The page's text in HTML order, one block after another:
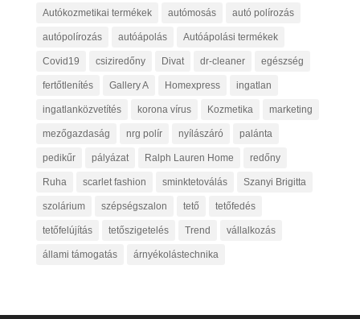
Autókozmetikai termékek autómosás autó polírozás
autópolírozás autóápolás Autóápolási termékek
Covid19 csiziredőny Divat dr-cleaner egészség
fertőtlenítés Gallery A Homexpress ingatlan
ingatlanközvetítés korona vírus Kozmetika marketing
mezőgazdaság nrg polír nyílászáró palánta
pedikűr pályázat Ralph Lauren Home redőny
Ruha scarlet fashion sminktetoválás Szanyi Brigitta
szolárium szépségszalon tető tetőfedés
tetőfelújítás tetőszigetelés Trend vállalkozás
állami támogatás árnyékolástechnika